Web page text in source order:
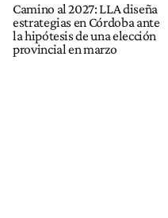
Camino al 2027: LLA diseña
estrategias en Córdoba ante
la hipótesis de una elección
provincial en marzo